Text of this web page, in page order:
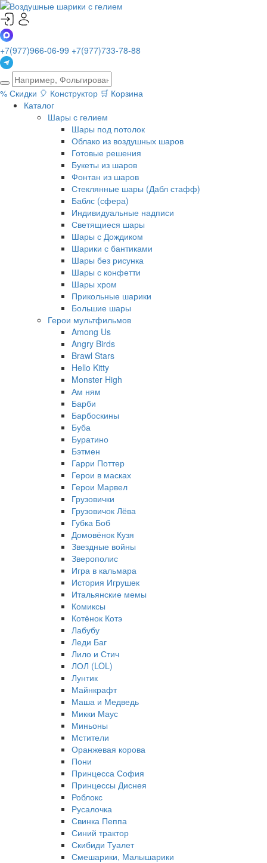
+7(977)966-06-99 +7(977)733-78-88
% Скидки 🎈 Конструктор 🛒 Корзина
Каталог
Шары с гелием
Шары под потолок
Облако из воздушных шаров
Готовые решения
Букеты из шаров
Фонтан из шаров
Стеклянные шары (Дабл стафф)
Баблс (сфера)
Индивидуальные надписи
Светящиеся шары
Шары с Дождиком
Шарики с бантиками
Шары без рисунка
Шары с конфетти
Шары хром
Прикольные шарики
Большие шары
Герои мультфильмов
Among Us
Angry Birds
Brawl Stars
Hello Kitty
Monster High
Ам ням
Барби
Барбоскины
Буба
Буратино
Бэтмен
Гарри Поттер
Герои в масках
Герои Марвел
Грузовички
Грузовичок Лёва
Губка Боб
Домовёнок Кузя
Звездные войны
Зверополис
Игра в кальмара
История Игрушек
Итальянские мемы
Комиксы
Котёнок Котэ
Лабубу
Леди Баг
Лило и Стич
ЛОЛ (LOL)
Лунтик
Майнкрафт
Маша и Медведь
Микки Маус
Миньоны
Мстители
Оранжевая корова
Пони
Принцесса София
Принцессы Диснея
Роблокс
Русалочка
Свинка Пеппа
Синий трактор
Скибиди Туалет
Смешарики, Малышарики